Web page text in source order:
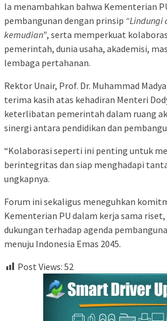
Ia menambahkan bahwa Kementerian
pembangunan dengan prinsip “Lindungi
kemudian”, serta memperkuat
pemerintah, dunia usaha, akademisi,
lembaga pertahanan.
Rektor Unair, Prof. Dr. Muhammad
terima kasih atas kehadiran Menteri
keterlibatan pemerintah dalam ruang
sinergi antara pendidikan dan
“Kolaborasi seperti ini penting untuk
berintegritas dan siap menghadapi
ungkapnya.
Forum ini sekaligus meneguhkan
Kementerian PU dalam kerja sama
dukungan terhadap agenda
menuju Indonesia Emas 2045.
Post Views: 52